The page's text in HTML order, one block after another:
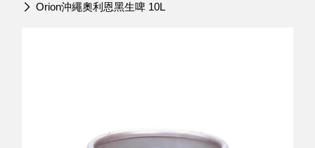
Orion沖繩奧利恩黑生啤 10L